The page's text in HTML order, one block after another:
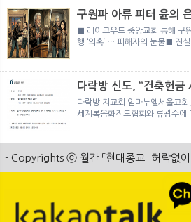
구원파 아류 피터 윤의
■ 레이크우드 중앙교회 통해 구
행 ‘의혹’ … 피해자의 눈물■ 진
다락방 신도, “건축헌금
다락방 지교회 임마누엘서울교
세계복음화전도협회와 류광수에
- Copyrights ⓒ 월간 「현대종교」 허락없